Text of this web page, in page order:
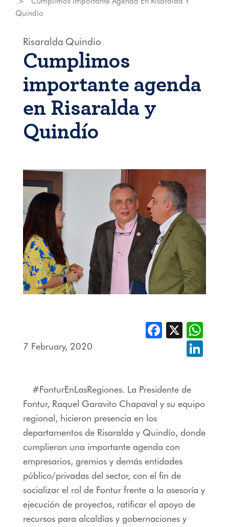
Quindío
Risaralda Quindío
Cumplimos
importante agenda
en Risaralda y
Quindío
7 February, 2020
Facebook
X
#FonturEnLasRegiones. La Presidente de
Fontur, Raquel Garavito Chapaval y su equipo
regional, hicieron presencia en los
departamentos de Risaralda y Quindío, donde
cumplieron una importante agenda con
empresarios, gremios y demás entidades
público/privadas del sector, con el fin de
socializar el rol de Fontur frente a la asesoría y
ejecución de proyectos, ratificar el apoyo de
recursos para alcaldías y gobernaciones y